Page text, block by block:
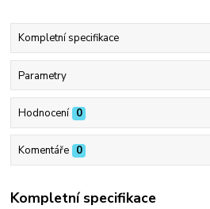
Kompletní specifikace
Parametry
Hodnocení 0
Komentáře 0
Kompletní specifikace